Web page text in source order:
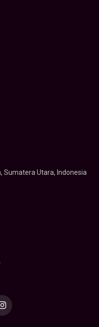
Sumatera Utara, Indonesia
Instagram